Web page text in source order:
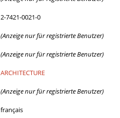
2-7421-0021-0
(Anzeige nur für registrierte Benutzer)
(Anzeige nur für registrierte Benutzer)
ARCHITECTURE
(Anzeige nur für registrierte Benutzer)
français